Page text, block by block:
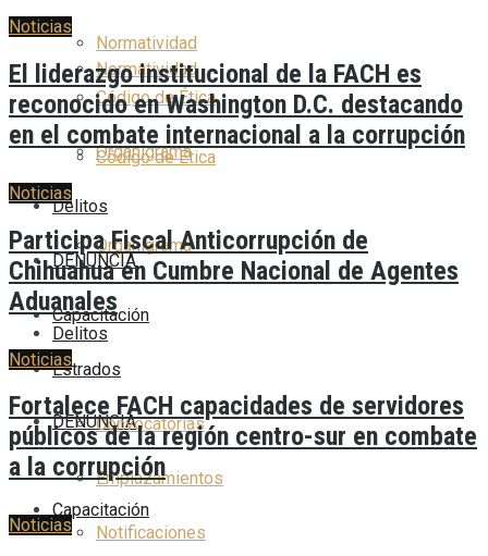
Normatividad
Código de Ética
Organigrama
Delitos
DENUNCIA
Capacitación
Normatividad
Código de Ética
Organigrama
Delitos
DENUNCIA
Capacitación
Estrados
Convocatorias
Emplazamientos
Notificaciones
Noticias
El liderazgo institucional de la FACH es
reconocido en Washington D.C. destacando
en el combate internacional a la corrupción
Noticias
Participa Fiscal Anticorrupción de
Chihuahua en Cumbre Nacional de Agentes
Aduanales
Noticias
Fortalece FACH capacidades de servidores
públicos de la región centro-sur en combate
a la corrupción
Noticias